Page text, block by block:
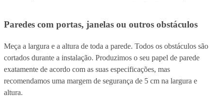
Paredes com portas, janelas ou outros obstáculos
Meça a largura e a altura de toda a parede. Todos os obstáculos são
cortados durante a instalação. Produzimos o seu papel de parede
exatamente de acordo com as suas especificações, mas
recomendamos uma margem de segurança de 5 cm na largura e
altura.